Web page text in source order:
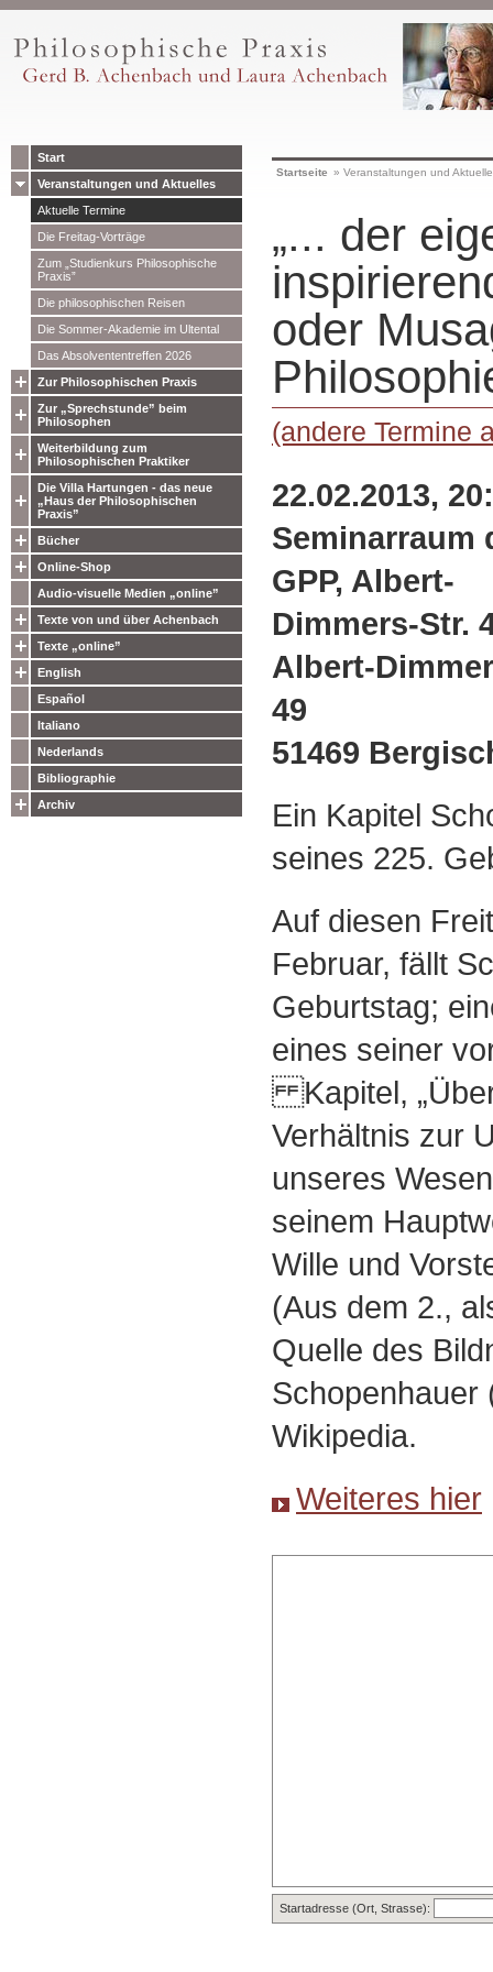
Start
Veranstaltungen und Aktuelles
Aktuelle Termine
Die Freitag-Vorträge
Zum „Studienkurs Philosophische
Praxis”
Die philosophischen Reisen
Die Sommer-Akademie im Ultental
Das Absolvententreffen 2026
Zur Philosophischen Praxis
Zur „Sprechstunde” beim
Philosophen
Weiterbildung zum
Philosophischen Praktiker
Die Villa Hartungen - das neue
„Haus der Philosophischen
Praxis”
Bücher
Online-Shop
Audio-visuelle Medien „online”
Texte von und über Achenbach
Texte „online”
English
Español
Italiano
Nederlands
Bibliographie
Archiv
Startseite » Veranstaltungen und
„... der
oder
(andere Termine
22.02.2013,
Seminarraum
GPP, Albert-
Dimmers-Str.
Albert-
49
51469
Ein Kapitel
seines 225.
Auf diesen
Februar, fällt
Geburtstag;
eines seiner
Kapitel,
Verhältnis zur
unseres
seinem
Wille und
(Aus dem 2.,
Quelle des
Schopenhauer
Wikipedia.
Weiteres hier
Startadresse (Ort, Strasse):